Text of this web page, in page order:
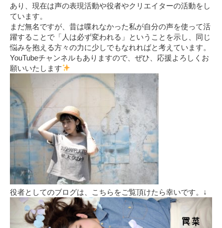
あり、現在は声の表現活動や役者やクリエイターの活動をし
ています。
まだ無名ですが、昔は喋れなかった私が自分の声を使って活
躍することで「人は必ず変われる」ということを示し、同じ
悩みを抱える方々の力に少しでもなれればと考えています。
YouTubeチャンネルもありますので、ぜひ、応援よろしくお
願いいたします
役者としてのブログは、こちらをご覧頂けたら幸いです。↓